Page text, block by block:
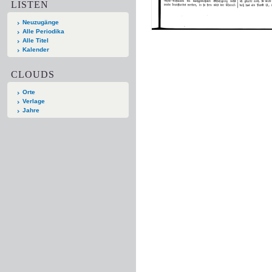
LISTEN
Neuzugänge
Alle Periodika
Alle Titel
Kalender
CLOUDS
Orte
Verlage
Jahre